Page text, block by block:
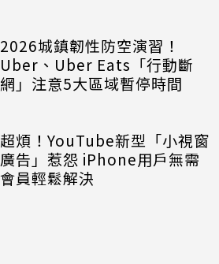
2026城鎮韌性防空演習！
Uber、Uber Eats「行動斷
網」注意5大區域暫停時間
超煩！YouTube新型「小視窗
廣告」惹怨 iPhone用戶無需
會員輕鬆解決